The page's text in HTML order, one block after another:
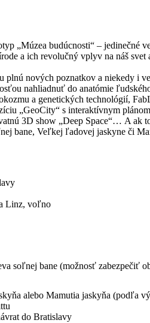
„Múzea budúcnosti“ – jedinečné
a ich revolučný vplyv na náš
plnú nových poznatkov a niekedy i
nahliadnuť do anatómie
a genetických technológií,
„GeoCity“ s interaktívnym
3D show „Deep Space“… A ak
bane, Veľkej ľadovej jaskyne či
Linz, voľno
soľnej bane (možnosť zabezpečiť
alebo Mamutia jaskyňa (podľa
do Bratislavy